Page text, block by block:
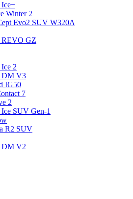
Winter 2
Evo2 SUV W320A
REVO GZ
2
DM V3
IG50
7
2
SUV Gen-1
R2 SUV
DM V2